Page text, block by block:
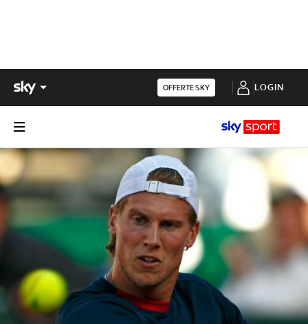
OFFERTE SKY LOGIN